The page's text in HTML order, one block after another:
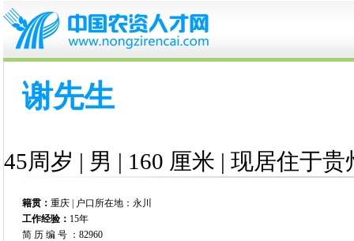
谢先生
45周岁 | 男 | 160 厘米 | 现居住于贵
籍贯： 重庆 | 户口所在地：永川
工作经验： 15年
简 历 编 号 ：82960